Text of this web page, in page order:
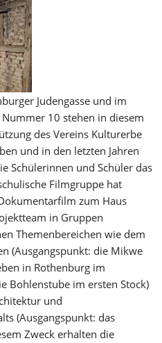
Judengasse und im
10 stehen in diesem
des Vereins Kulturerbe
und in den letzten Jahren
Schülerinnen und Schüler das
Filmgruppe hat
zum Haus
in Gruppen
Themenbereichen wie dem
(Ausgangspunkt: die Mikwe
in Rothenburg im
Bohlenstube im ersten Stock)
und
(Ausgangspunkt: das
Zweck erhalten die